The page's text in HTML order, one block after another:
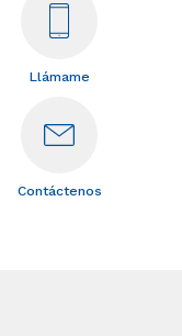
Llámame
Contáctenos